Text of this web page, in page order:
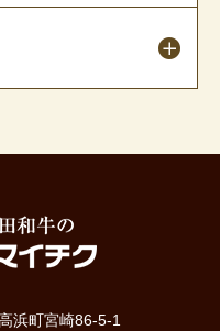
浜町宮崎86-5-1